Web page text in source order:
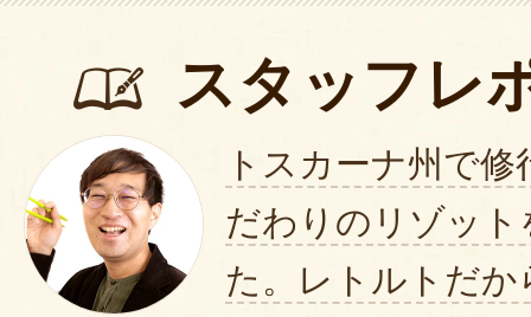
スタッフレ
トスカーナ州で
だわりのリゾット
た。レトルトだか